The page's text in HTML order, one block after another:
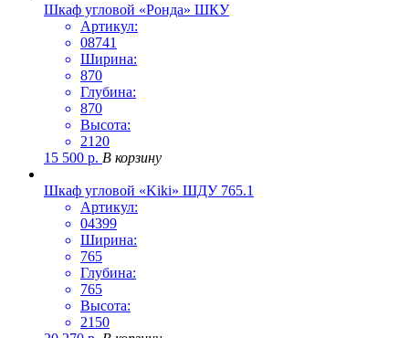
Шкаф угловой «Ронда» ШКУ
Артикул:
08741
Ширина:
870
Глубина:
870
Высота:
2120
15 500 р. В корзину
Шкаф угловой «Kiki» ШДУ 765.1
Артикул:
04399
Ширина:
765
Глубина:
765
Высота:
2150